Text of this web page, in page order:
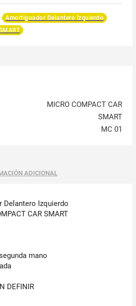
Amortiguador Delantero Izquierdo
MICRO COMPACT CAR
SMART
MC 01
ADICIONAL
Delantero Izquierdo
CAR SMART
mano
DEFINIR